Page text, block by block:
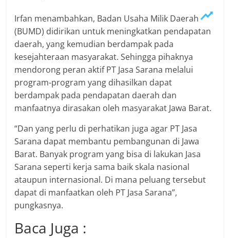
Irfan menambahkan, Badan Usaha Milik Daerah
(BUMD) didirikan untuk meningkatkan pendapatan
daerah, yang kemudian berdampak pada
kesejahteraan masyarakat. Sehingga pihaknya
mendorong peran aktif PT Jasa Sarana melalui
program-program yang dihasilkan dapat
berdampak pada pendapatan daerah dan
manfaatnya dirasakan oleh masyarakat Jawa Barat.
“Dan yang perlu di perhatikan juga agar PT Jasa
Sarana dapat membantu pembangunan di Jawa
Barat. Banyak program yang bisa di lakukan Jasa
Sarana seperti kerja sama baik skala nasional
ataupun internasional. Di mana peluang tersebut
dapat di manfaatkan oleh PT Jasa Sarana”,
pungkasnya.
Baca Juga :